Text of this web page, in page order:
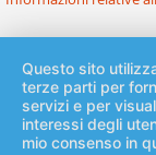
Questo sito
terze parti per
servizi e per
interessi degli
mio consenso in